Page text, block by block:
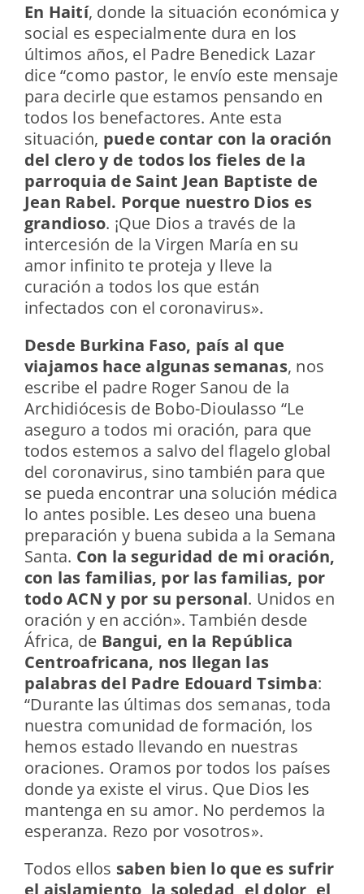
En Haití, donde la situación económica y
social es especialmente dura en los
últimos años, el Padre Benedick Lazar
dice “como pastor, le envío este mensaje
para decirle que estamos pensando en
todos los benefactores. Ante esta
situación, puede contar con la oración
del clero y de todos los fieles de la
parroquia de Saint Jean Baptiste de
Jean Rabel. Porque nuestro Dios es
grandioso. ¡Que Dios a través de la
intercesión de la Virgen María en su
amor infinito te proteja y lleve la
curación a todos los que están
infectados con el coronavirus».
Desde Burkina Faso, país al que
viajamos hace algunas semanas, nos
escribe el padre Roger Sanou de la
Archidiócesis de Bobo-Dioulasso “Le
aseguro a todos mi oración, para que
todos estemos a salvo del flagelo global
del coronavirus, sino también para que
se pueda encontrar una solución médica
lo antes posible. Les deseo una buena
preparación y buena subida a la Semana
Santa. Con la seguridad de mi oración,
con las familias, por las familias, por
todo ACN y por su personal. Unidos en
oración y en acción». También desde
África, de Bangui, en la República
Centroafricana, nos llegan las
palabras del Padre Edouard Tsimba:
“Durante las últimas dos semanas, toda
nuestra comunidad de formación, los
hemos estado llevando en nuestras
oraciones. Oramos por todos los países
donde ya existe el virus. Que Dios les
mantenga en su amor. No perdemos la
esperanza. Rezo por vosotros».
Todos ellos saben bien lo que es sufrir